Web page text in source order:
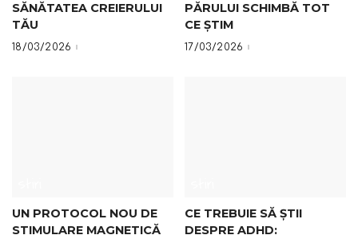
SĂNĂTATEA CREIERULUI
TĂU
18/03/2026
PĂRULUI SCHIMBĂ TOT
CE ȘTIM
17/03/2026
UN PROTOCOL NOU DE
STIMULARE MAGNETICĂ
CE TREBUIE SĂ ȘTII
DESPRE ADHD: